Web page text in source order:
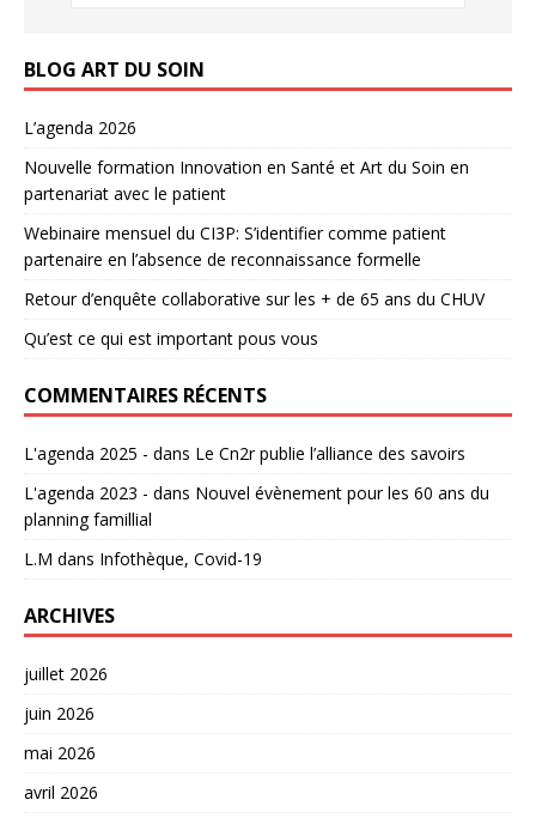
BLOG ART DU SOIN
L’agenda 2026
Nouvelle formation Innovation en Santé et Art du Soin en
partenariat avec le patient
Webinaire mensuel du CI3P: S’identifier comme patient
partenaire en l’absence de reconnaissance formelle
Retour d’enquête collaborative sur les + de 65 ans du CHUV
Qu’est ce qui est important pous vous
COMMENTAIRES RÉCENTS
L'agenda 2025 - dans Le Cn2r publie l’alliance des savoirs
L'agenda 2023 - dans Nouvel évènement pour les 60 ans du
planning famillial
L.M dans Infothèque, Covid-19
ARCHIVES
juillet 2026
juin 2026
mai 2026
avril 2026